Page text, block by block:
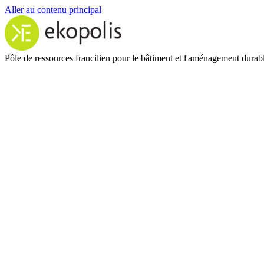
Aller au contenu principal
Pôle de ressources francilien pour le bâtiment et l'aménagement